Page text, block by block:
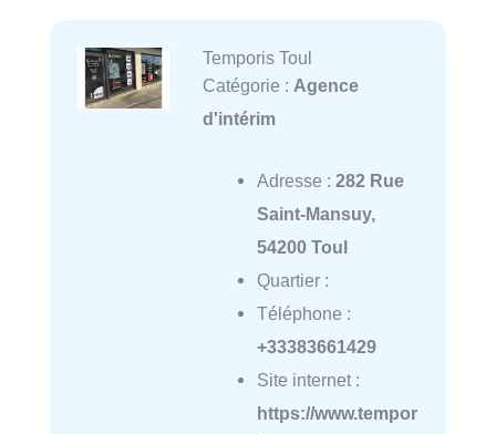
Temporis Toul
Catégorie : Agence
d'intérim
Adresse : 282 Rue
Saint-Mansuy,
54200 Toul
Quartier :
Téléphone :
+33383661429
Site internet :
https://www.tempor